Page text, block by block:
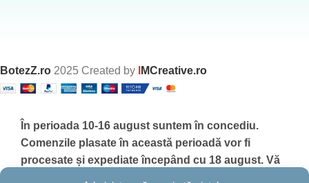
BotezZ.ro 2025 Created by MCreative.ro
În perioada 10-16 august suntem în concediu.
Comenzile plasate în această perioadă vor fi
procesate și expediate începând cu 18 august. Vă